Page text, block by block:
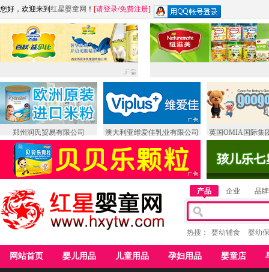
您好，欢迎来到 红星婴童网 ！ [请登录/免费注册]
郑州润氏贸易有限公司 澳大利亚维爱佳乳业有限公司 英国OMIA国际集
产品 企业 品牌
热搜： 婴幼辅食 婴幼
网站首页 婴儿用品 儿童用品 孕妇用品 婴童店